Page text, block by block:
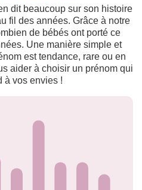
dit beaucoup sur son histoire
fil des années. Grâce à notre
de bébés ont porté ce
Une manière simple et
est tendance, rare ou en
aider à choisir un prénom qui
à vos envies !